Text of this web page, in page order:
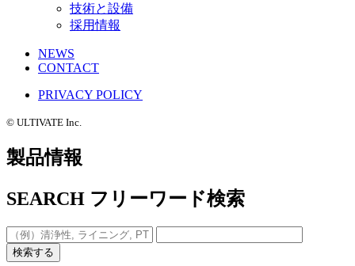
技術と設備
採用情報
NEWS
CONTACT
PRIVACY POLICY
©️ ULTIVATE Inc.
製品情報
SEARCH フリーワード検索
検索する